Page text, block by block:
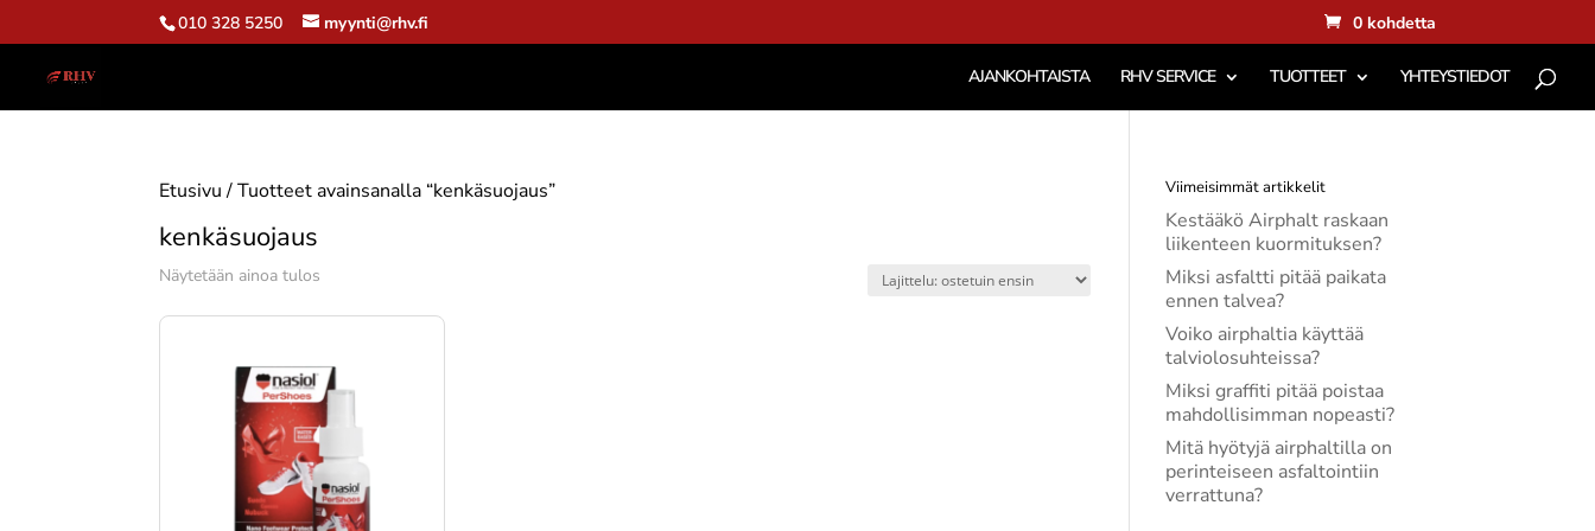
010 328 5250 myynti@rhv.fi 0 kohdetta
AJANKOHTAISTA RHV SERVICE TUOTTEET YHTEYSTIEDOT
Etusivu/ Tuotteet avainsanalla “kenkäsuojaus”
kenkäsuojaus
Näytetään ainoa tulos
Viimeisimmät artikkelit
Kestääkö Airphalt raskaan
liikenteen kuormituksen?
Miksi asfaltti pitää paikata
ennen talvea?
Voiko airphaltia käyttää
talviolosuhteissa?
Miksi graffiti pitää poistaa
mahdollisimman nopeasti?
Mitä hyötyjä airphaltilla on
perinteiseen asfaltointiin
verrattuna?